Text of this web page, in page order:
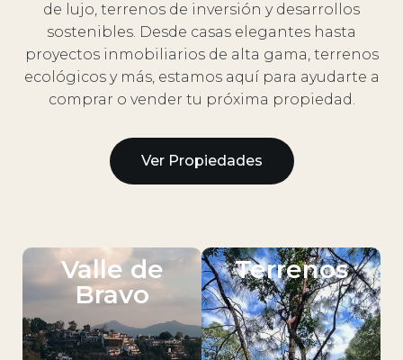
de lujo, terrenos de inversión y desarrollos
sostenibles. Desde casas elegantes hasta
proyectos inmobiliarios de alta gama, terrenos
ecológicos y más, estamos aquí para ayudarte a
comprar o vender tu próxima propiedad.
Ver Propiedades
Valle de
Bravo
Terrenos